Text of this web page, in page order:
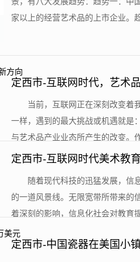
家以上的经营艺术品的上市企业。
定西市-互联网时代，艺术
当前，互联网正在深刻改变着
一样，遇到的最大挑战或机遇就是
与艺术品产业业态所产生的改变。
定西市-互联网时代美术教
随着现代科技的迅猛发展，信
的一道风景线。无限宽带所带来的
着深刻的影响，信息化社会对教育
定西市-中国瓷器在美国小